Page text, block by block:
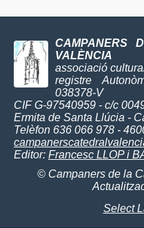
CAMPANERS
VALÈNCIA
associació
registre
038378-V
CIF G-97540959 - c/c
Ermita de Santa Llúcia -
Telèfon 636 066 978 -
Editor: Francesc LLOP i
© Campaners de la
Select